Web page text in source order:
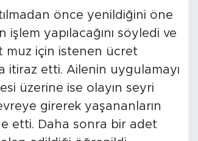
önce yenildiğini öne
yapılacağını söyledi ve
muz için istenen ücret
itiraz etti. Ailenin uygulamayı
üzerine ise olayın seyri
girerek yaşananların
etti. Daha sonra bir adet